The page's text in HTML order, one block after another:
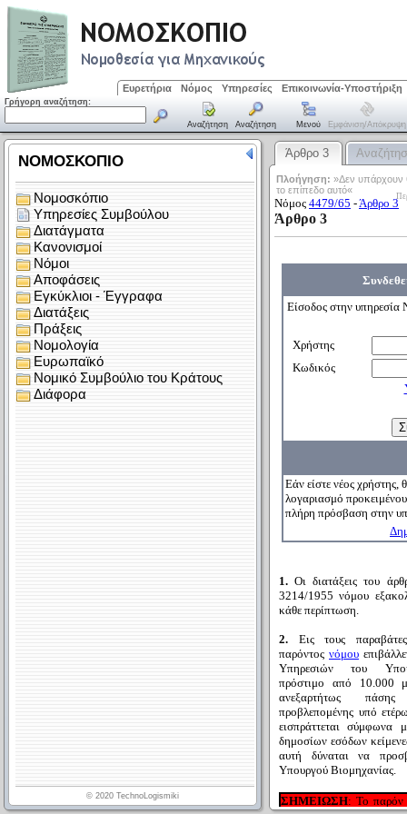
Ευρετήρια Νόμος Υπηρεσίες Επικοινωνία-Υποστήριξη
Γρήγορη αναζήτηση:
Αναζήτηση Αναζήτηση Μενού Εμφάνιση/απόκρυψη
Άρθρο 3